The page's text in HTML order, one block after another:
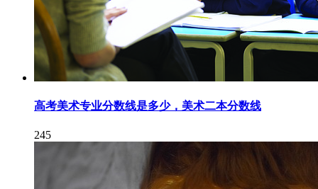
高考美术专业分数线是多少，美术二本分数线
245